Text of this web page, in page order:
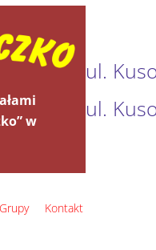
w
ul.
ul.
Grupy Kontakt